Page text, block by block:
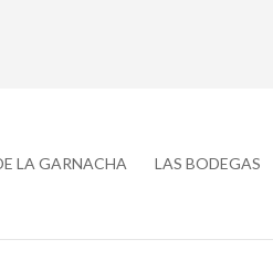
LA GARNACHA LAS BODEGAS